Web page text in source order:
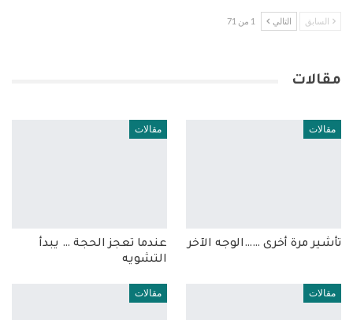
السابق التالي 1 من 71
مقالات
مقالات
تأشير مرة أخرى ……الوجه الآخر
مقالات
عندما تعجز الحجة … يبدأ
التشويه
مقالات مقالات